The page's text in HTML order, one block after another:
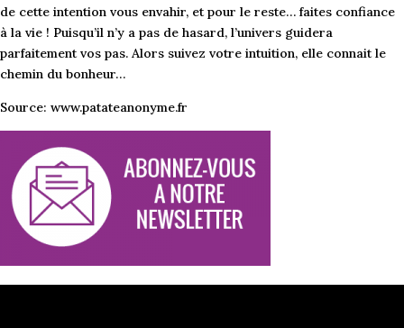
de cette intention vous envahir, et pour le reste… faites confiance
à la vie ! Puisqu’il n’y a pas de hasard, l’univers guidera
parfaitement vos pas. Alors suivez votre intuition, elle connait le
chemin du bonheur…
Source: www.patateanonyme.fr